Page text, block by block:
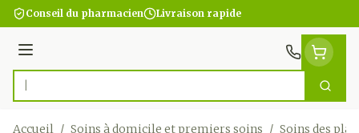
Aller au contenu
Conseil du pharmacien Livraison rapide
Menu
Rechercher
Accueil / Soins à domicile et premiers soins / Soins des